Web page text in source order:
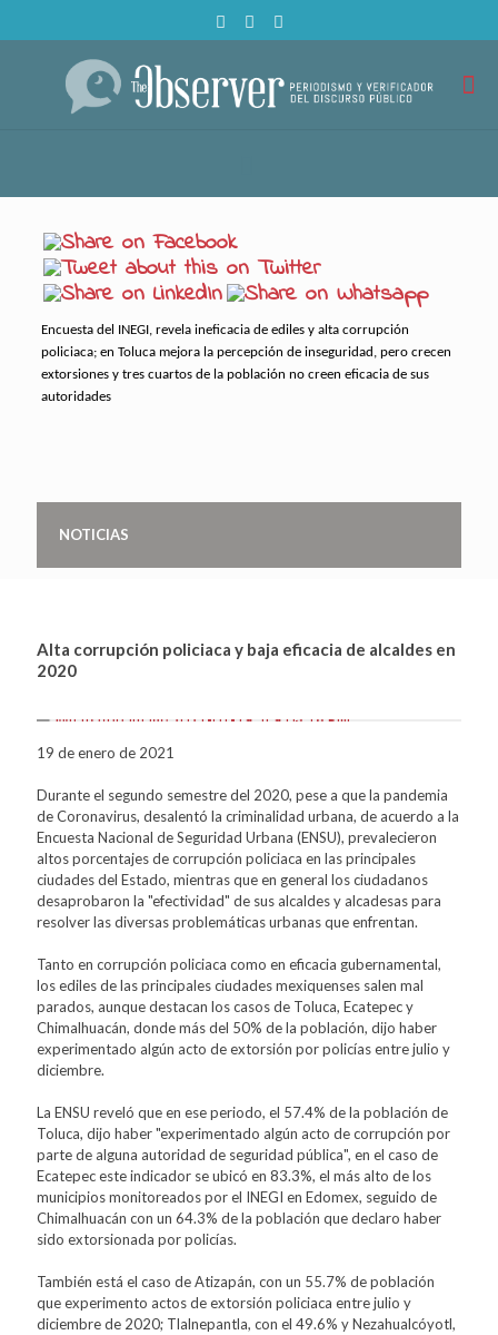
Encuesta del INEGI, revela ineficacia de ediles y alta corrupción
policiaca; en Toluca mejora la percepción de inseguridad, pero crecen
extorsiones y tres cuartos de la población no creen eficacia de sus
autoridades
NOTICIAS
Alta corrupción policiaca y baja eficacia de alcaldes en
2020
19 de enero de 2021
Durante el segundo semestre del 2020, pese a que la pandemia
de Coronavirus, desalentó la criminalidad urbana, de acuerdo a la
Encuesta Nacional de Seguridad Urbana (ENSU), prevalecieron
altos porcentajes de corrupción policiaca en las principales
ciudades del Estado, mientras que en general los ciudadanos
desaprobaron la "efectividad" de sus alcaldes y alcadesas para
resolver las diversas problemáticas urbanas que enfrentan.
Tanto en corrupción policiaca como en eficacia gubernamental,
los ediles de las principales ciudades mexiquenses salen mal
parados, aunque destacan los casos de Toluca, Ecatepec y
Chimalhuacán, donde más del 50% de la población, dijo haber
experimentado algún acto de extorsión por policías entre julio y
diciembre.
La ENSU reveló que en ese periodo, el 57.4% de la población de
Toluca, dijo haber "experimentado algún acto de corrupción por
parte de alguna autoridad de seguridad pública", en el caso de
Ecatepec este indicador se ubicó en 83.3%, el más alto de los
municipios monitoreados por el INEGI en Edomex, seguido de
Chimalhuacán con un 64.3% de la población que declaro haber
sido extorsionada por policías.
También está el caso de Atizapán, con un 55.7% de población
que experimento actos de extorsión policiaca entre julio y
diciembre de 2020; Tlalnepantla, con el 49.6% y Nezahualcóyotl,